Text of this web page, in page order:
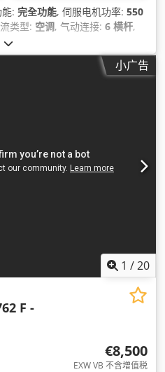
: 完全功能, 伺服电机功率: 550
类型: 空调, 气动连接: 6 横杆,
小广告
1 /20
F -
€8,500
EXW VB 不含增值税